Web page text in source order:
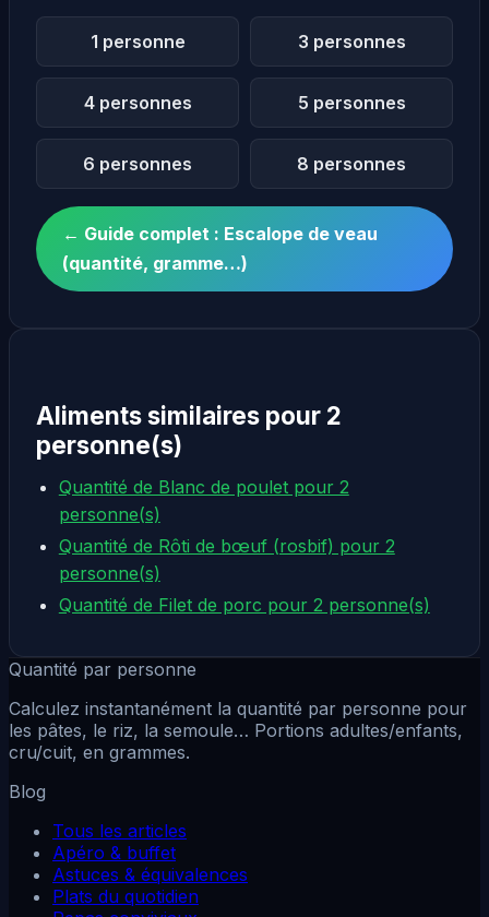
1 personne 3 personnes
4 personnes 5 personnes
6 personnes 8 personnes
← Guide complet : Escalope de veau
(quantité, gramme…)
Aliments similaires pour 2
personne(s)
Quantité de Blanc de poulet pour 2
personne(s)
Quantité de Rôti de bœuf (rosbif) pour 2
personne(s)
Quantité de Filet de porc pour 2 personne(s)
Quantité par personne
Calculez instantanément la quantité par personne pour
les pâtes, le riz, la semoule… Portions adultes/enfants,
cru/cuit, en grammes.
Blog
Tous les articles
Apéro & buffet
Astuces & équivalences
Plats du quotidien